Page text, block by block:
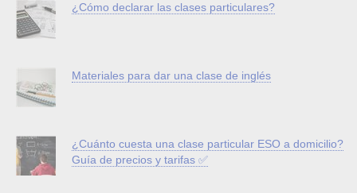
¿Cómo declarar las clases particulares?
Materiales para dar una clase de inglés
¿Cuánto cuesta una clase particular ESO a domicilio?
Guía de precios y tarifas ✅